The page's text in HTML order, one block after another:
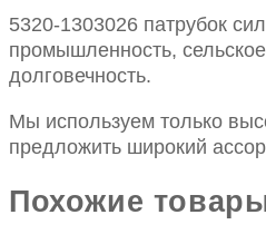
нижний
id70-
200
quantity
5320-1303026 патрубок
промышленность,
долговечность.
Мы используем только
предложить широкий
Похожие